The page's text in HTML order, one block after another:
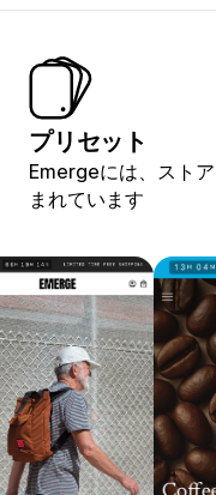
プリセット
Emergeには、スト
まれています